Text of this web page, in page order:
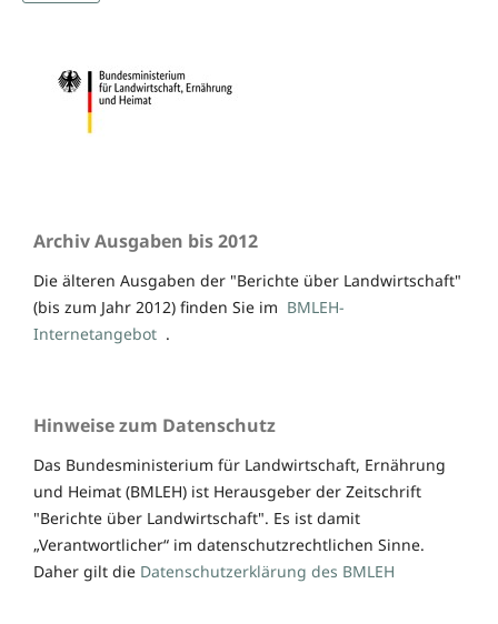
Archiv Ausgaben bis 2012
Die älteren Ausgaben der "Berichte über Landwirtschaft"
(bis zum Jahr 2012) finden Sie im BMLEH-
Internetangebot .
Hinweise zum Datenschutz
Das Bundesministerium für Landwirtschaft, Ernährung
und Heimat (BMLEH) ist Herausgeber der Zeitschrift
"Berichte über Landwirtschaft". Es ist damit
„Verantwortlicher“ im datenschutzrechtlichen Sinne.
Daher gilt die Datenschutzerklärung des BMLEH